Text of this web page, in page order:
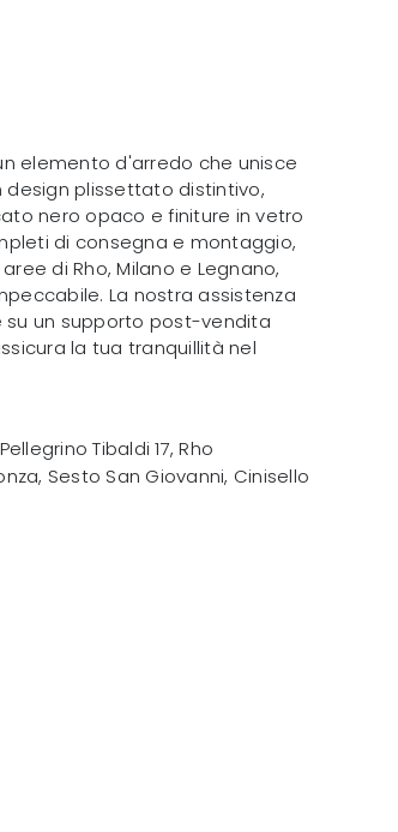
elemento d'arredo che unisce
plissettato distintivo,
nero opaco e finiture in vetro
di consegna e montaggio,
di Rho, Milano e Legnano,
La nostra assistenza
su un supporto post-vendita
la tua tranquillità nel
Tibaldi 17,Rho
Sesto San Giovanni, Cinisello